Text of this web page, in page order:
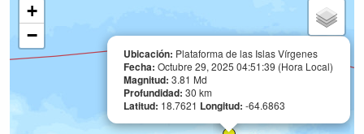
Ubicación: Plataforma de las Islas Vírgenes
Fecha: Octubre 29, 2025 04:51:39 (Hora Local)
Magnitud: 3.81 Md
Profundidad: 30 km
Latitud: 18.7621 Longitud: -64.6863
+
−